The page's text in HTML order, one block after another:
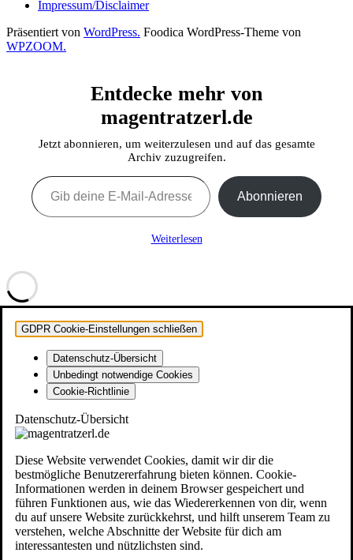
Impressum/Disclaimer
Präsentiert von WordPress. Foodica WordPress-Theme von
WPZOOM.
Entdecke mehr von
magentratzerl.de
Jetzt abonnieren, um weiterzulesen und auf das gesamte
Archiv zuzugreifen.
Gib deine E-Mail-Adresse ein ...
Abonnieren
Weiterlesen
GDPR Cookie-Einstellungen schließen
Datenschutz-Übersicht
Unbedingt notwendige Cookies
Cookie-Richtlinie
Datenschutz-Übersicht
Diese Website verwendet Cookies, damit wir dir die
bestmögliche Benutzererfahrung bieten können. Cookie-
Informationen werden in deinem Browser gespeichert und
führen Funktionen aus, wie das Wiedererkennen von dir, wenn
du auf unsere Website zurückkehrst, und hilft unserem Team zu
verstehen, welche Abschnitte der Website für dich am
interessantesten und nützlichsten sind.